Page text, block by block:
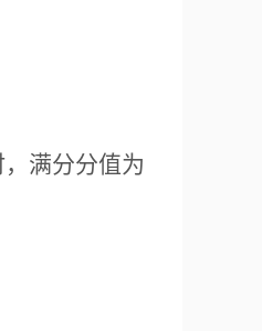
，满分分值为